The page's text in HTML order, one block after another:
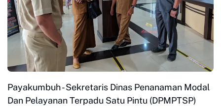
Payakumbuh - Sekretaris Dinas Penanaman Modal
Dan Pelayanan Terpadu Satu Pintu (DPMPTSP)